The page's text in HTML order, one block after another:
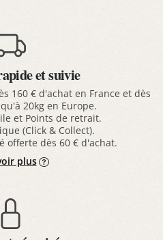
et suivie
160 € d'achat en France et dès
20kg en Europe.
et Points de retrait.
(Click & Collect).
offerte dès 60 € d'achat.
plus